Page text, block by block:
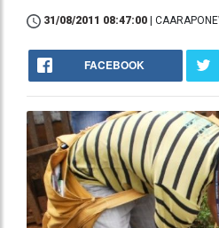
31/08/2011 08:47:00 |
FACEBOOK